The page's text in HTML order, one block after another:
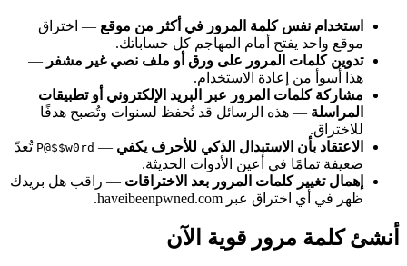
استخدام نفس كلمة المرور في أكثر من موقع — اختراق
موقع واحد يفتح أمام المهاجم كل حساباتك.
تدوين كلمات المرور على ورق أو ملف نصي غير مشفر —
هذا أسوأ من إعادة الاستخدام.
مشاركة كلمات المرور عبر البريد الإلكتروني أو تطبيقات
المراسلة — هذه الرسائل قد تُحفظ لسنوات وتُصبح هدفًا
للاختراق.
الاعتقاد بأن الاستبدال الذكي للأحرف يكفي —
P@$$w0rd تُعدّ
ضعيفة تمامًا في أعين الأدوات الحديثة.
إهمال تغيير كلمات المرور بعد الاختراقات — راقب هل بريدك
ظهر في أي اختراق عبر haveibeenpwned.com.
أنشئ كلمة مرور قوية الآن